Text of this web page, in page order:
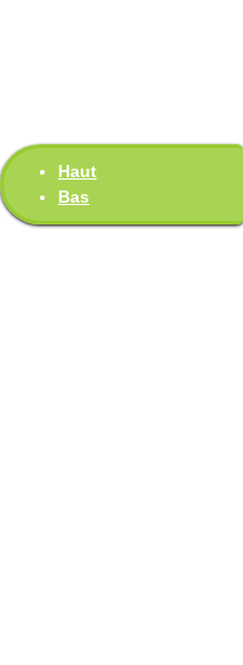
Haut
Bas